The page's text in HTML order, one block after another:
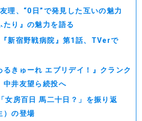
理、“0日”で発見した互いの魅力
り』の魅力を語る
新宿野戦病院』第1話、TVerで
るきゅーれ エブリデイ！』クランク
井友望ら続投へ
女房百日 馬二十日？」を振り返
の登場